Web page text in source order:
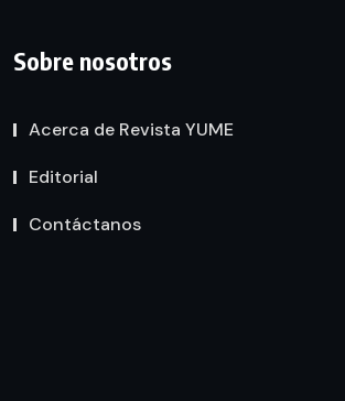
Sobre nosotros
Acerca de Revista YUME
Editorial
Contáctanos